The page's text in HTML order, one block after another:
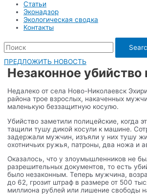
Статьи
Эконадзор
Экологическая сводка
Контакты
ПРЕДЛОЖИТЬ НОВОСТЬ
Незаконное убийство
Недалеко от села Ново-Николаевск
района трое взрослых, накаченных
маленькую беззащитную косулю.
Убийство заметили полицейские, когда
тащили тушу дикой косули к машине.
задержали мужчин, изъяли у них тушу
охотничьих ружья, патроны, два ножа и
Оказалось, что у злоумышленников не
разрешительных документов, то есть
было незаконным. Теперь мужчина,
до 62, грозит штраф в размере от 500
миллиона рублей или лишение свободы